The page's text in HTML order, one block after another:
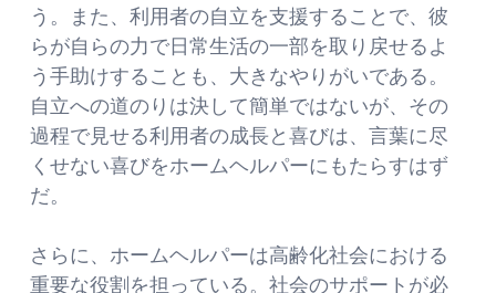
う。また、利用者の自立を支援することで、彼
らが自らの力で日常生活の一部を取り戻せるよ
う手助けすることも、大きなやりがいである。
自立への道のりは決して簡単ではないが、その
過程で見せる利用者の成長と喜びは、言葉に尽
くせない喜びをホームヘルパーにもたらすはず
だ。
さらに、ホームヘルパーは高齢化社会における
重要な役割を担っている。社会のサポートが必